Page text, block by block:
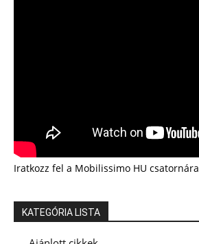
Iratkozz fel a Mobilissimo HU csatornára
KATEGÓRIA LISTA